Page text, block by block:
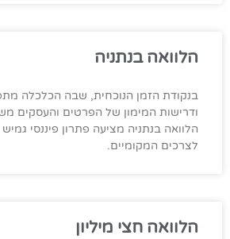
הלוואה בנתניה
בנקודת הזמן הנוכחית, שבה הכלכלה
ודרישות המימון של הפרטים והעסקים
הלוואה בנתניה מציעה פתרון פיננסי
לצרכים המקומיים.
הלוואה חצי מיליון